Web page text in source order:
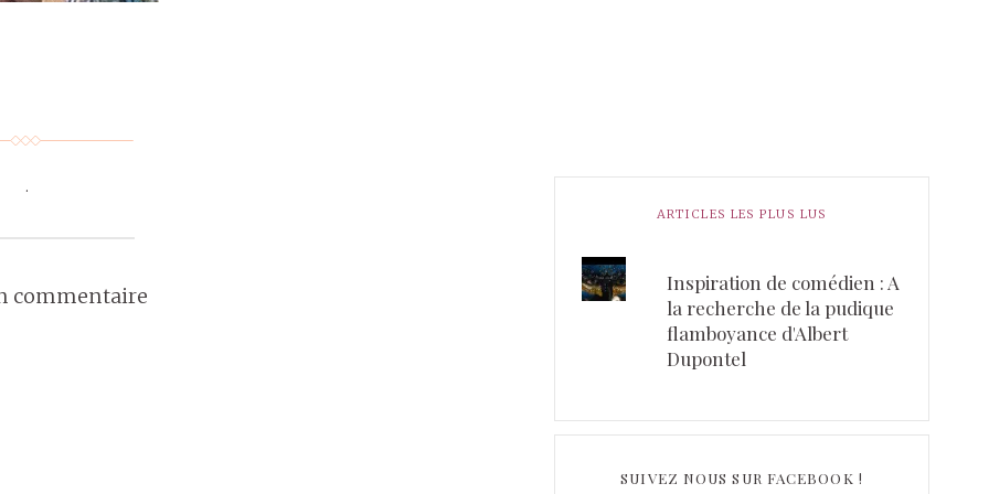
.
commentaire
ARTICLES LES PLUS LUS
Inspiration de comédien : A
la recherche de la pudique
flamboyance d'Albert
Dupontel
SUIVEZ NOUS SUR FACEBOOK !